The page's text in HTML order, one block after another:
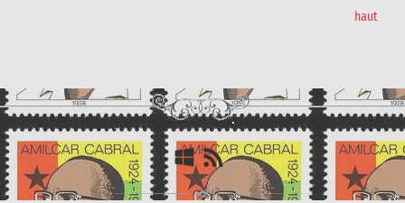
haut